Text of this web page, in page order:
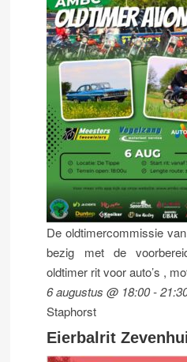
De oldtimercommissie
bezig met de
oldtimer rit voor auto’s ,
6 augustus @ 18:00-
Staphorst
Eierbalrit